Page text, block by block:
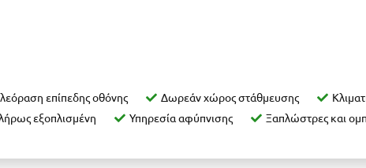
επίπεδης οθόνης Δωρεάν χώρος στάθμευσης
εξοπλισμένη Υπηρεσία αφύπνισης Ξαπλώστρες και